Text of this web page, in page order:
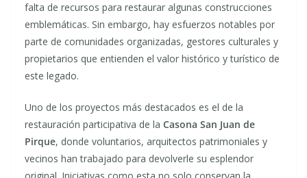
falta de recursos para restaurar algunas construcciones
emblemáticas. Sin embargo, hay esfuerzos notables por
parte de comunidades organizadas, gestores culturales y
propietarios que entienden el valor histórico y turístico de
este legado.
Uno de los proyectos más destacados es el de la
restauración participativa de la Casona San Juan de
Pirque, donde voluntarios, arquitectos patrimoniales y
vecinos han trabajado para devolverle su esplendor